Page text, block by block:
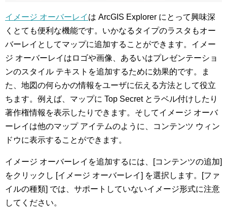
イメージ オーバーレイ は ArcGIS Explorer にとって興味深
くとても便利な機能です。いかなるタイプのラスタもオー
バーレイとしてマップに追加することができます。イメー
ジ オーバーレイはロゴや画像、あるいはプレゼンテーショ
ンのスタイル テキストを追加するために効果的です。ま
た、地図の何らかの情報をユーザに伝える方法として役立
ちます。例えば、マップに Top Secret とラベル付けしたり
著作権情報を表示したりできます。そしてイメージ オーバ
ーレイは他のマップ アイテムのように、コンテンツ ウィン
ドウに表示することができます。
イメージ オーバーレイを追加するには、[コンテンツの追加]
をクリックし [イメージ オーバーレイ] を選択します。[ファ
イルの種類] では、サポートしていないイメージ形式に注意
してください。